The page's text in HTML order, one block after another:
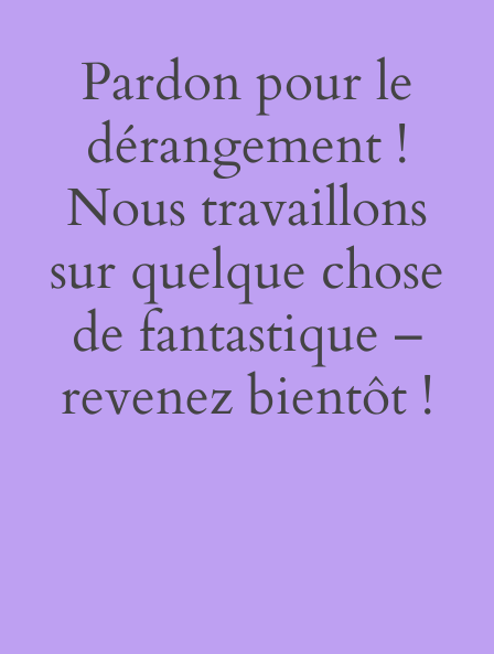
Pardon pour le
dérangement !
Nous travaillons
sur quelque chose
de fantastique –
revenez bientôt !